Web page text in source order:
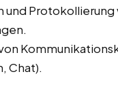
und Protokollierung
Chat).